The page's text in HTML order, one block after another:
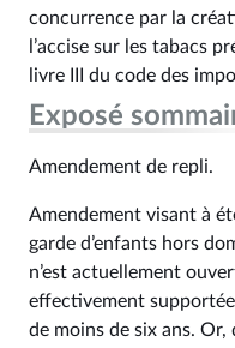
concurrence par la
l’accise sur les tabacs
livre III du code des
Exposé
Amendement de repli.
Amendement visant à
garde d’enfants hors
n’est actuellement
effectivement
de moins de six ans.